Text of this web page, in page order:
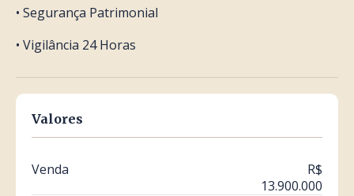
• Segurança Patrimonial
• Vigilância 24 Horas
Valores
Venda
R$
13.900.000